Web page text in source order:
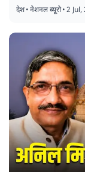
देश•नेशनल ब्यूरो•2 Jul,